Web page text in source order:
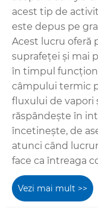
acest tip de
este depus pe
Acest lucru oferă
suprafeței și mai
în timpul
câmpului termic
fluxului de vapori
răspândește în
încetinește, de
atunci când
face ca întreaga
Vezi mai mult >>